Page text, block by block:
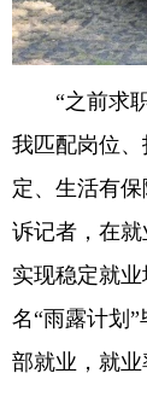
“之前求职
我匹配岗位
定、生活有
诉记者，在就
实现稳定就
名“雨露计划
部就业，就业